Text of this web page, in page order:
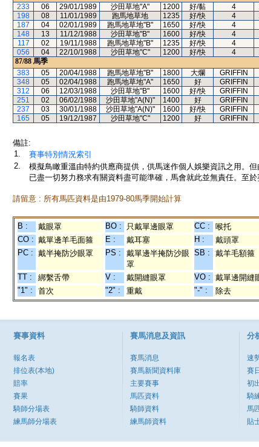
233
06 29/01/1989 沙田草地"A" 1200 好/黏 4
198
08 11/01/1989 跑馬地草地 1235 好/快 4
187
04 02/01/1989 跑馬地草地"B" 1650 好/快 4
148
13 11/12/1988 沙田草地"B" 1600 好/快 4
117
02 19/11/1988 跑馬地草地"B" 1235 好/快 4
056
04 22/10/1988 沙田草地"C" 1200 好/快 4
87/88 馬季
383
05 20/04/1988 跑馬地草地"B" 1800 大爛 GRIFFIN
348
05 02/04/1988 跑馬地草地"A" 1650 好 GRIFFIN
312
06 12/03/1988 沙田草地"B" 1600 好/快 GRIFFIN
251
02 06/02/1988 沙田草地"A(N)" 1400 好 GRIFFIN
237
03 30/01/1988 沙田草地"A(N)" 1600 好/快 GRIFFIN
165
05 19/12/1987 沙田草地"C" 1200 好 GRIFFIN
備註:
1.
賽事特別情況索引
2.
模擬鳥瞰重溫由特約供應商提供，供馬迷作個人娛樂資訊之用。
已盡一切努力務求有關資料盡可能準確，馬會就此並無責任。至
請留意 : 所有馬匹資料是由1979-80馬季開始計算
B : 戴眼罩 BO : 只戴單邊眼罩 CC : 喉托
CO : 戴單邊羊毛面箍 E : 戴耳塞 H : 戴頭罩
PC : 戴半掩防沙眼罩 PS :
戴單邊半掩防沙眼
罩
SB : 戴羊毛額箍
TT : 綁繫舌帶 V : 戴開縫眼罩 VO : 戴單邊開縫
"1" :
首次 "2" : 重戴 "-" : 除去
賽事資料
報名表
排位表(本地)
賠率
賽果
騎師分場表
練馬師分場表
賽馬消息及資訊
賽馬消息
賽馬新聞資料庫
主要賽事
馬匹資料
騎師資料
練馬師資料
分
速
賽
初
騎
馬
貼